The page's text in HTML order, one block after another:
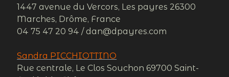
1447 avenue du Vercors, Les payres 26300
Marches, Drôme, France
04 75 47 20 94 / dan@dpayres.com
Sandra PICCHIOTTINO
Rue centrale, Le Clos Souchon 69700 Saint-